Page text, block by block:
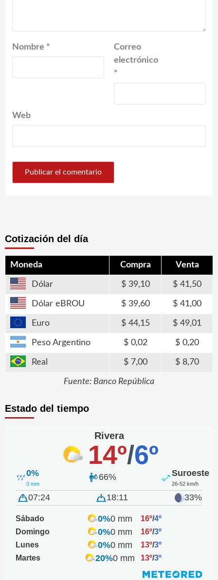
Nombre *
Correo
electrónico
*
Web
Cotización del día
Moneda Compra Venta
Dólar 39,10 41,50
Dólar eBROU 39,60 41,00
Euro 44,15 49,01
Peso Argentino 0,02 0,20
Real 7,00 8,70
Fuente: Banco República
Estado del tiempo
Rivera
14º/6º
0%
0 mm
66% Suroeste
26-52 km/h
07:24 18:11 33%
Sábado 0%0 mm 16º/4º
Domingo
0%0 mm 16º/3º
Lunes
0%0 mm 13º/3º
Martes
20%0 mm 13º/3º